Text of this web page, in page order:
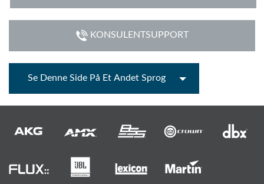
KONSULENTSUPPORT
Se Denne Side På Et Andet Sprog